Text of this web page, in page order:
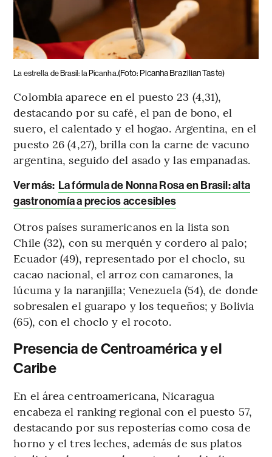
La estrella de Brasil: la Picanha.(Foto: Picanha Brazilian Taste)
Colombia aparece en el puesto 23 (4,31),
destacando por su café, el pan de bono, el
suero, el calentado y el hogao. Argentina, en el
puesto 26 (4,27), brilla con la carne de vacuno
argentina, seguido del asado y las empanadas.
Ver más: La fórmula de Nonna Rosa en Brasil: alta
gastronomía a precios accesibles
Otros países suramericanos en la lista son
Chile (32), con su merquén y cordero al palo;
Ecuador (49), representado por el choclo, su
cacao nacional, el arroz con camarones, la
lúcuma y la naranjilla; Venezuela (54), de donde
sobresalen el guarapo y los tequeños; y Bolivia
(65), con el choclo y el rocoto.
Presencia de Centroamérica y el
Caribe
En el área centroamericana, Nicaragua
encabeza el ranking regional con el puesto 57,
destacando por sus reposterías como cosa de
horno y el tres leches, además de sus platos